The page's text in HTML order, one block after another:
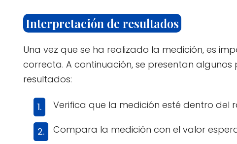
Interpretación de resultados
Una vez que se ha realizado la medición, es
correcta. A continuación, se presentan
resultados:
Verifica que la medición esté dentro del
Compara la medición con el valor